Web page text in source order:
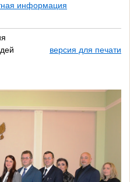
информация
версия для печати